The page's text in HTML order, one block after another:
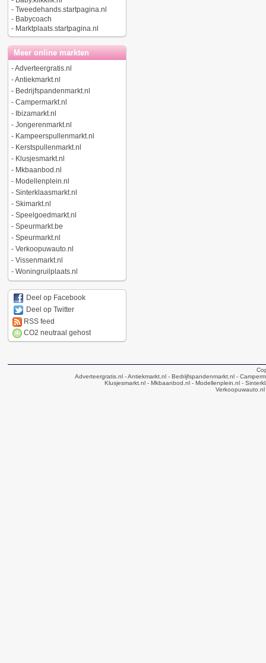
- Tweedehands.startpagina.nl
- Babycoach
- Marktplaats.startpagina.nl
Meer online markten
-Adverteergratis.nl
-Antiekmarkt.nl
- Bedrijfspandenmarkt.nl
- Campermarkt.nl
- Ibizamarkt.nl
- Jongerenmarkt.nl
- Kampeerspullenmarkt.nl
- Kerstspullenmarkt.nl
- Klusjesmarkt.nl
- Mkbaanbod.nl
- Modellenplein.nl
- Sinterklaasmarkt.nl
- Skimarkt.nl
- Speelgoedmarkt.nl
- Speurmarkt.be
- Speurmarkt.nl
- Verkoopuwauto.nl
- Vissenmarkt.nl
- Woningruilplaats.nl
Deel op Facebook
Deel op Twitter
RSS feed
CO2 neutraal gehost
Adverteergratis.nl - Antiekmarkt.nl - Bedrijfspandenmarkt.nl -
Klusjesmarkt.nl- Mkbaanbod.nl- Modellenplein.nl-
Verkoopuwauto.nl